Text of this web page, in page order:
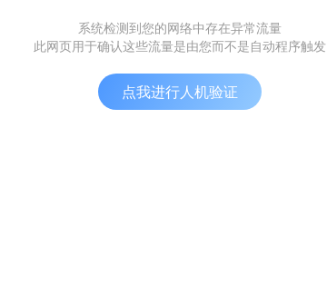
系统检测到您的网络中存在异常流量
此网页用于确认这些流量是由您而不是自动程序触发
点我进行人机验证